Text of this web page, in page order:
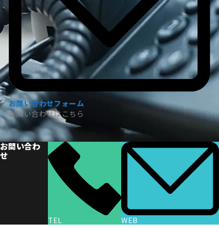
お問い合わせフォーム
お問い合わせはこちら
お問い合わ
せ
TEL WEB